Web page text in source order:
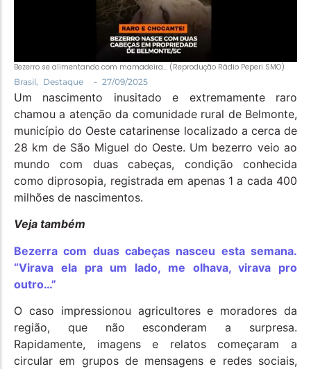
Saúde e Bem-Estar
Bezerro se alimentando com mamadeira… (Reprodução Rádio Peperi SMO)
Brasil, Destaque - 27/09/2025
Um nascimento inusitado e extremamente raro
chamou a atenção da comunidade rural de Belmonte,
município do Oeste catarinense localizado a cerca de
28 km de São Miguel do Oeste. Um bezerro veio ao
mundo com duas cabeças, condição conhecida
como diprosopia, registrada em apenas 1 a cada 400
milhões de nascimentos.
Veja também
Bezerra com duas cabeças nasceu esta semana.
“Virava ela pra um lado, me olhava, virava pro
outro…”
O caso impressionou agricultores e moradores da
região, que não esconderam a surpresa.
Rapidamente, imagens e relatos começaram a
circular em grupos de mensagens e redes sociais,